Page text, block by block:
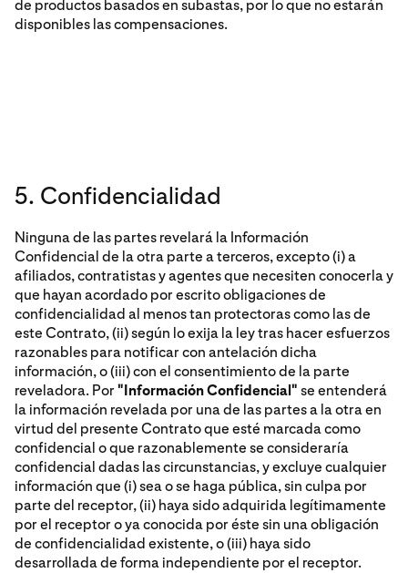
de productos basados en subastas, por lo que no estarán
disponibles las compensaciones.
5. Confidencialidad
Ninguna de las partes revelará la Información
Confidencial de la otra parte a terceros, excepto (i) a
afiliados, contratistas y agentes que necesiten conocerla y
que hayan acordado por escrito obligaciones de
confidencialidad al menos tan protectoras como las de
este Contrato, (ii) según lo exija la ley tras hacer esfuerzos
razonables para notificar con antelación dicha
información, o (iii) con el consentimiento de la parte
reveladora. Por"Información Confidencial" se entenderá
la información revelada por una de las partes a la otra en
virtud del presente Contrato que esté marcada como
confidencial o que razonablemente se consideraría
confidencial dadas las circunstancias, y excluye cualquier
información que (i) sea o se haga pública, sin culpa por
parte del receptor, (ii) haya sido adquirida legítimamente
por el receptor o ya conocida por éste sin una obligación
de confidencialidad existente, o (iii) haya sido
desarrollada de forma independiente por el receptor.